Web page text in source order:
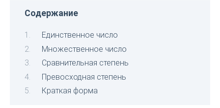
Содержание
Единственное число
Множественное число
Сравнительная степень
Превосходная степень
Краткая форма